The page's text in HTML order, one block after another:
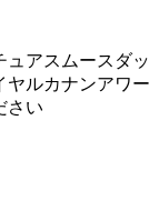
ュアスムースダッ
ヤルカナンアワー
さい